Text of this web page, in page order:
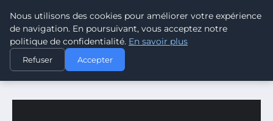
CLIMATE GUARDIAN
ACCUEIL
DÉVELOPPEMENT DURABLE
À 14 ANS, JOSHUA DEVIENT LE PLUS JEUNE CONSEILLER…
Nous utilisons des cookies pour améliorer votre expérience
de navigation. En poursuivant, vous acceptez notre
politique de confidentialité. En savoir plus
Refuser Accepter